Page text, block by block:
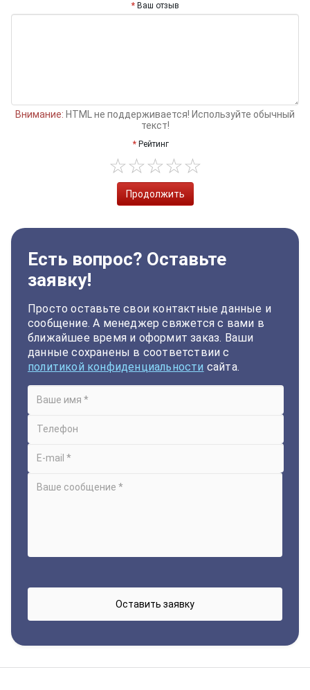
Ваш отзыв
Внимание: HTML не поддерживается! Используйте обычный
текст!
Рейтинг
Продолжить
Есть вопрос? Оставьте
заявку!
Просто оставьте свои контактные данные и
сообщение. А менеджер свяжется с вами в
ближайшее время и оформит заказ. Ваши
данные сохранены в соответствии с
политикой конфиденциальности сайта.